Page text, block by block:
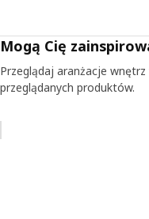
Mogą Cię
Przeglądaj aranżacje
przeglądanych produktów.